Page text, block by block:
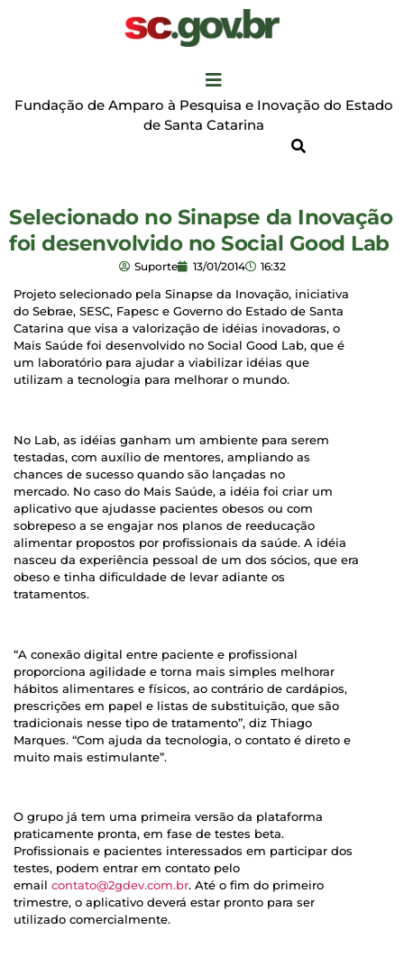
Fundação de Amparo à Pesquisa e Inovação do Estado
de Santa Catarina
Selecionado no Sinapse da Inovação
foi desenvolvido no Social Good Lab
Suporte 13/01/2014 16:32
Projeto selecionado pela Sinapse da Inovação, iniciativa
do Sebrae, SESC, Fapesc e Governo do Estado de Santa
Catarina que visa a valorização de idéias inovadoras, o
Mais Saúde foi desenvolvido no Social Good Lab, que é
um laboratório para ajudar a viabilizar idéias que
utilizam a tecnologia para melhorar o mundo.
No Lab, as idéias ganham um ambiente para serem
testadas, com auxílio de mentores, ampliando as
chances de sucesso quando são lançadas no
mercado. No caso do Mais Saúde, a idéia foi criar um
aplicativo que ajudasse pacientes obesos ou com
sobrepeso a se engajar nos planos de reeducação
alimentar propostos por profissionais da saúde. A idéia
nasceu da experiência pessoal de um dos sócios, que era
obeso e tinha dificuldade de levar adiante os
tratamentos.
“A conexão digital entre paciente e profissional
proporciona agilidade e torna mais simples melhorar
hábitos alimentares e físicos, ao contrário de cardápios,
prescrições em papel e listas de substituição, que são
tradicionais nesse tipo de tratamento”, diz Thiago
Marques. “Com ajuda da tecnologia, o contato é direto e
muito mais estimulante”.
O grupo já tem uma primeira versão da plataforma
praticamente pronta, em fase de testes beta.
Profissionais e pacientes interessados em participar dos
testes, podem entrar em contato pelo
email contato@2gdev.com.br. Até o fim do primeiro
trimestre, o aplicativo deverá estar pronto para ser
utilizado comercialmente.